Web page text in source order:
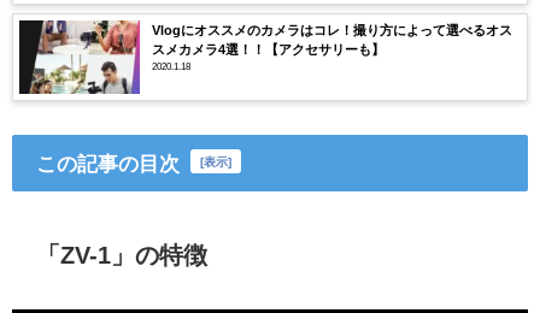
Vlogにオススメのカメラはコレ！撮り方によって選べるオス
スメカメラ4選！！【アクセサリーも】
2020.1.18
この記事の目次 [表示]
「ZV-1」の特徴